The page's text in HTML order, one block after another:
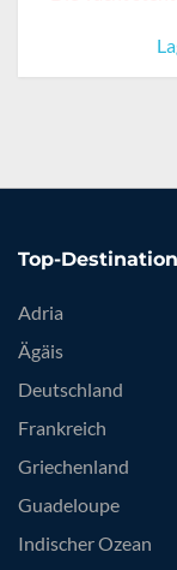
Top-
Adria
Ägäis
Deutschland
Frankreich
Griechenland
Guadeloupe
Indischer Ozean